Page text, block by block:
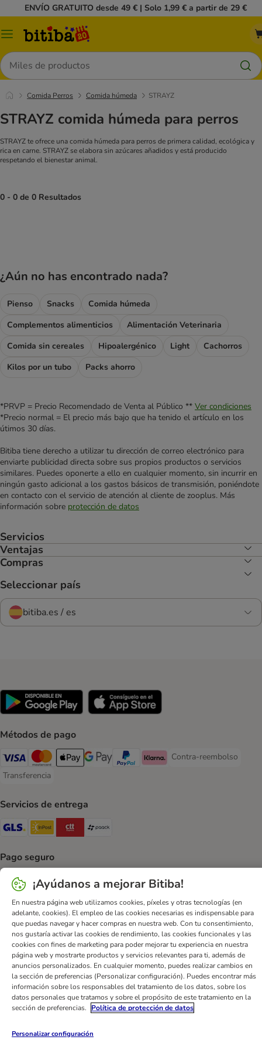
ENVÍO GRATUITO desde 49 € | Solo 1,99 € a partir de 29 €
Menú
Buscar
Comida Perros Comida húmeda STRAYZ
STRAYZ comida húmeda para perros
STRAYZ te ofrece una comida húmeda para perros de primera calidad, ecológica y
rica en carne. STRAYZ se elabora sin azúcares añadidos y está producido
respetando el bienestar animal.
0 - 0 de 0 Resultados
¿Aún no has encontrado nada?
Pienso Snacks
Comida húmeda
Complementos alimenticios
Alimentación Veterinaria
Comida sin cereales
Hipoalergénico Light
Cachorros
Kilos por un tubo
Packs ahorro
*PRVP = Precio Recomendado de Venta al Público ** Ver condiciones
*Precio normal = El precio más bajo que ha tenido el artículo en los
útimos 30 días.
Bitiba tiene derecho a utilizar tu dirección de correo electrónico para
enviarte publicidad directa sobre sus propios productos o servicios
similares. Puedes oponerte a ello en cualquier momento, sin incurrir en
ningún gasto adicional a los gastos básicos de transmisión, poniéndote
en contacto con el servicio de atención al cliente de zooplus. Más
información sobre protección de datos
Servicios
Ventajas
Compras
Seleccionar país
bitiba.es / es
Métodos de pago
Visa Payment Method
Mastercard Payment Method
Apple Pay Payment Method
Google Pay Payment Method
PayPal Payment Method
Klarna Payment Method
Contra-reembolso
Contra-reembolso
Transferencia
Transferencia Payment Method
Servicios de entrega
GLS Shipping Method
InPost Shipping Method
CTTExpress Shipping Method
Pago seguro
Ayuda Contacto Impreso DSA
Protección de datos
Condiciones comerciales generales
Declaración de accesibilidad
Newsletter
Gastos de envío y plazos de entrega
Formas de pago
Formulario de desistimiento
Gestión de residuos
¡Ayúdanos a mejorar Bitiba!
En nuestra página web utilizamos cookies, píxeles y otras tecnologías (en
adelante, cookies). El empleo de las cookies necesarias es indispensable para
que puedas navegar y hacer compras en nuestra web. Con tu consentimiento,
nos gustaría activar las cookies de rendimiento, las cookies funcionales y las
cookies con fines de marketing para poder mejorar tu experiencia en nuestra
página web y mostrarte productos y servicios relevantes para ti, además de
anuncios personalizados. En cualquier momento, puedes realizar cambios en
la sección de preferencias (Personalizar configuración). Puedes encontrar más
información sobre los responsables del tratamiento de los datos, sobre los
datos personales que tratamos y sobre el propósito de este tratamiento en la
sección de preferencias.
Política de protección de datos
Personalizar configuración